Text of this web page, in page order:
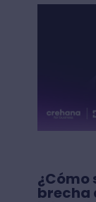
¿Cómo
brecha